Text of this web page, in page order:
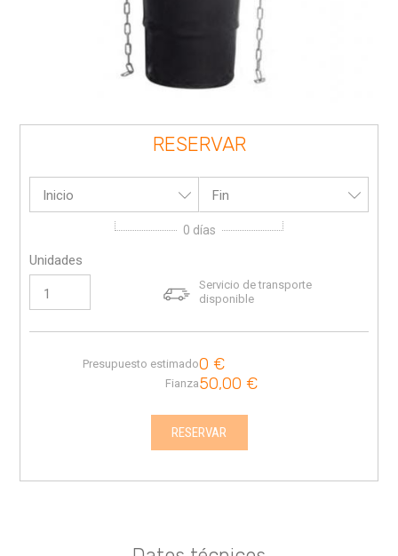
RESERVAR
Inicio Fin
0 días
Unidades
Servicio de transporte
disponible
Presupuesto estimado0 €
Fianza50,00 €
RESERVAR